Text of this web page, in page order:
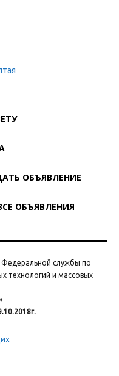
ОБЪЯВЛЕНИЕ
ОБЪЯВЛЕНИЯ
Федеральной службы по
технологий и массовых